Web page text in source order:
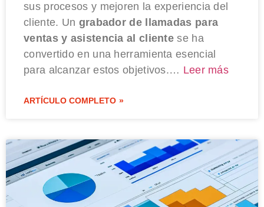
sus procesos y mejoren la experiencia del
cliente. Un grabador de llamadas para
ventas y asistencia al cliente se ha
convertido en una herramienta esencial
para alcanzar estos objetivos.… Leer más
ARTÍCULO COMPLETO »